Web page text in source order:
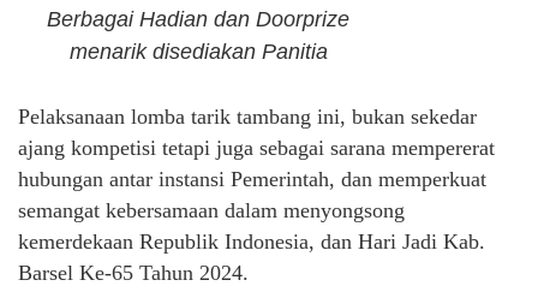
Berbagai Hadian dan Doorprize
menarik disediakan Panitia
Pelaksanaan lomba tarik tambang ini, bukan sekedar
ajang kompetisi tetapi juga sebagai sarana mempererat
hubungan antar instansi Pemerintah, dan memperkuat
semangat kebersamaan dalam menyongsong
kemerdekaan Republik Indonesia, dan Hari Jadi Kab.
Barsel Ke-65 Tahun 2024.